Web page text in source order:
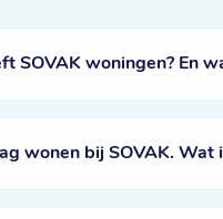
SOVAK woningen? En
wonen bij SOVAK. Wat